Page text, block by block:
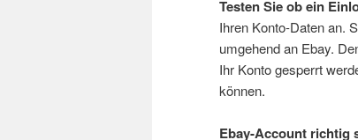
Testen Sie ob ein
Ihren Konto-Daten an.
umgehend an Ebay.
Ihr Konto gesperrt
können.
Ebay-Account richtig